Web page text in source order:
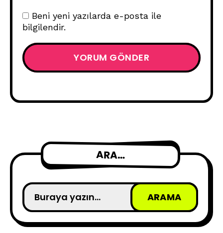
Beni yeni yazılarda e-posta ile
bilgilendir.
ARA…